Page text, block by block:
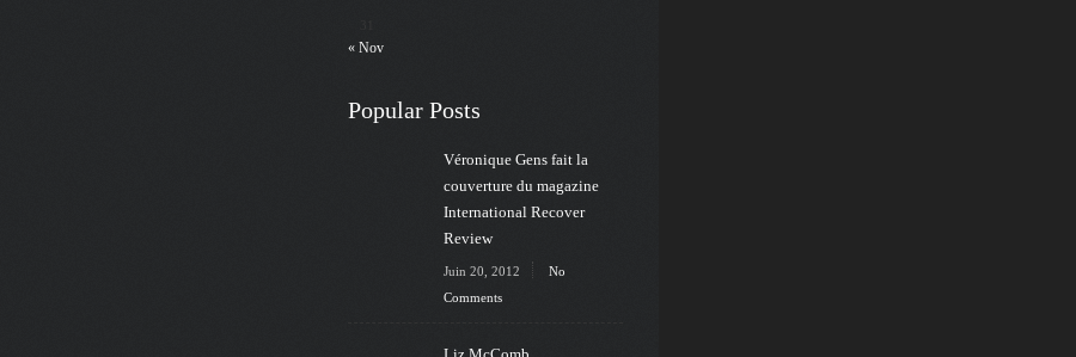
« Nov
Popular Posts
Véronique Gens fait la
couverture du magazine
International Recover
Review
Juin 20, 2012
No
Comments